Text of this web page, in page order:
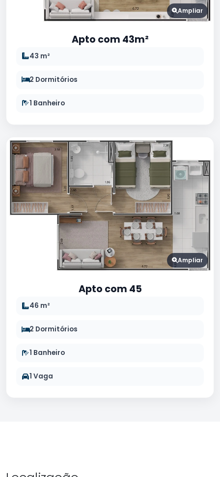
Ampliar
Apto com 43m²
43 m²
2 Dormitórios
1 Banheiro
Ampliar
Apto com 45
46 m²
2 Dormitórios
1 Banheiro
1 Vaga